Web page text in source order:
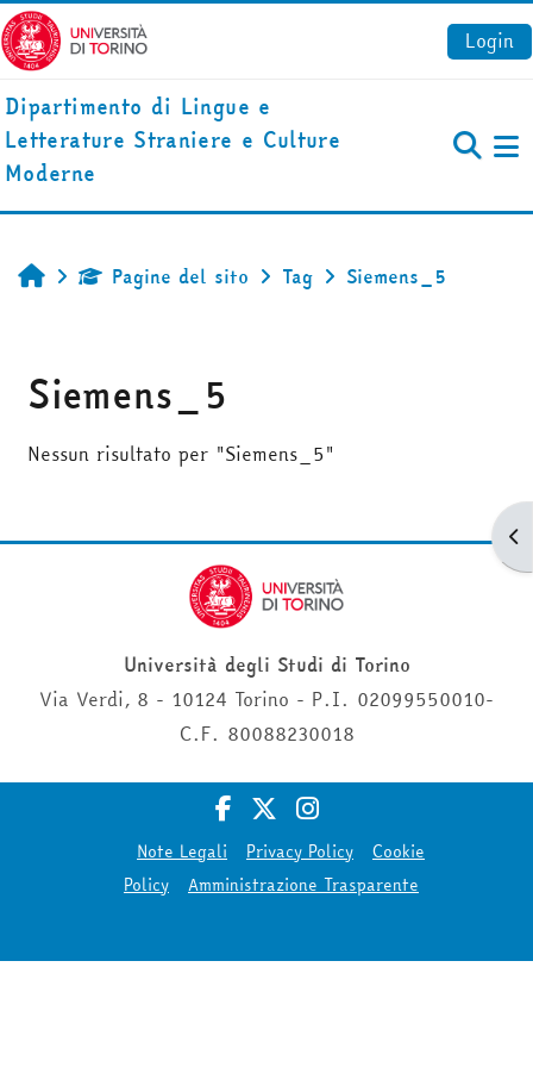
Vai al contenuto principale
Login
Dipartimento di Lingue e
Letterature Straniere e Culture
Moderne
HomePagine del sito Tag Siemens_5
Siemens_5
Nessun risultato per "Siemens_5"
Università degli Studi di Torino
Via Verdi, 8 - 10124 Torino - P.I. 02099550010-
C.F. 80088230018
Note Legali Privacy Policy
Cookie
Policy
Amministrazione Trasparente